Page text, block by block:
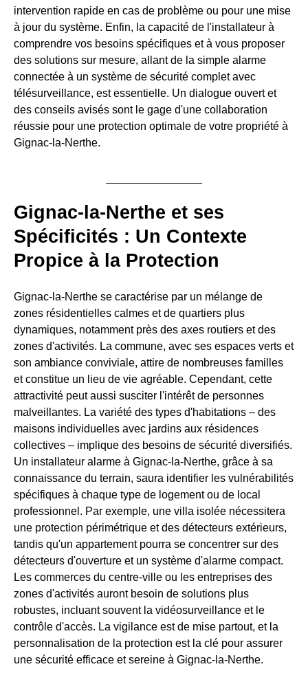
intervention rapide en cas de problème ou pour une mise
à jour du système. Enfin, la capacité de l'installateur à
comprendre vos besoins spécifiques et à vous proposer
des solutions sur mesure, allant de la simple alarme
connectée à un système de sécurité complet avec
télésurveillance, est essentielle. Un dialogue ouvert et
des conseils avisés sont le gage d'une collaboration
réussie pour une protection optimale de votre propriété à
Gignac-la-Nerthe.
Gignac-la-Nerthe et ses
Spécificités : Un Contexte
Propice à la Protection
Gignac-la-Nerthe se caractérise par un mélange de
zones résidentielles calmes et de quartiers plus
dynamiques, notamment près des axes routiers et des
zones d'activités. La commune, avec ses espaces verts et
son ambiance conviviale, attire de nombreuses familles
et constitue un lieu de vie agréable. Cependant, cette
attractivité peut aussi susciter l'intérêt de personnes
malveillantes. La variété des types d'habitations – des
maisons individuelles avec jardins aux résidences
collectives – implique des besoins de sécurité diversifiés.
Un installateur alarme à Gignac-la-Nerthe, grâce à sa
connaissance du terrain, saura identifier les vulnérabilités
spécifiques à chaque type de logement ou de local
professionnel. Par exemple, une villa isolée nécessitera
une protection périmétrique et des détecteurs extérieurs,
tandis qu'un appartement pourra se concentrer sur des
détecteurs d'ouverture et un système d'alarme compact.
Les commerces du centre-ville ou les entreprises des
zones d'activités auront besoin de solutions plus
robustes, incluant souvent la vidéosurveillance et le
contrôle d'accès. La vigilance est de mise partout, et la
personnalisation de la protection est la clé pour assurer
une sécurité efficace et sereine à Gignac-la-Nerthe.